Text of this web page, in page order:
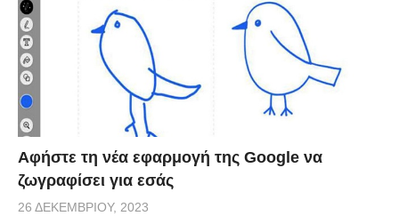
Αφήστε τη νέα εφαρμογή της Google να
ζωγραφίσει για εσάς
26 ΔΕΚΕΜΒΡΊΟΥ, 2023